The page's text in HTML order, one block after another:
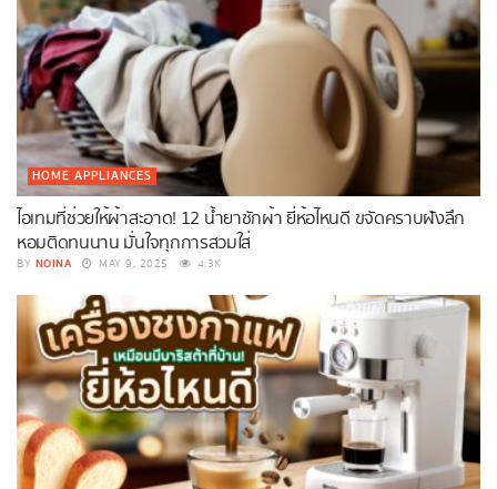
HOME APPLIANCES
ไอเทมที่ช่วยให้ผ้าสะอาด! 12 น้ำยาซักผ้า ยี่ห้อไหนดี ขจัดคราบฝังลึก
หอมติดทนนาน มั่นใจทุกการสวมใส่
BY NOINA MAY 9, 2025 4.3K